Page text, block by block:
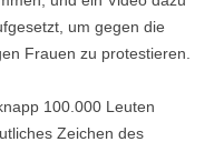
um gegen die
Frauen zu protestieren.
100.000 Leuten
Zeichen des